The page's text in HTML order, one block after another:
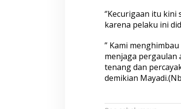
‘’Kecurigaan itu
karena pelaku ini
” Kami
menjaga pergaulan
tenang dan
demikian